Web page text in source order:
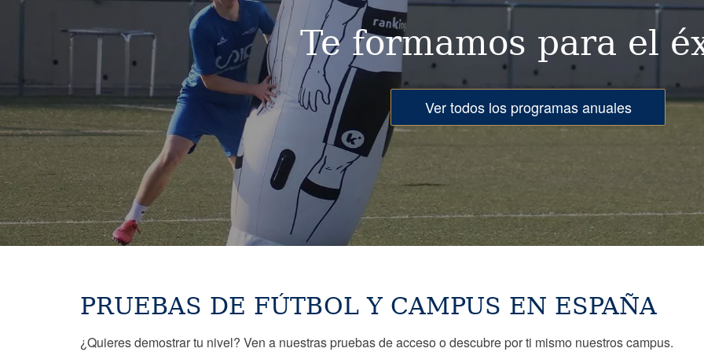
Te formamos para el
Ver todos los programas anuales
PRUEBAS DE FÚTBOL Y CAMPUS EN ESPAÑA
¿Quieres demostrar tu nivel? Ven a nuestras pruebas de acceso o descubre por ti mismo nuestros campus.